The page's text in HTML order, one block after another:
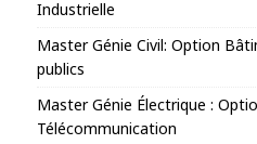
Industrielle
Master Génie Civil: Option
publics
Master Génie Électrique :
Télécommunication